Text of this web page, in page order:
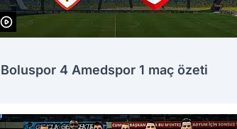
Boluspor 4 Amedspor 1 maç özeti